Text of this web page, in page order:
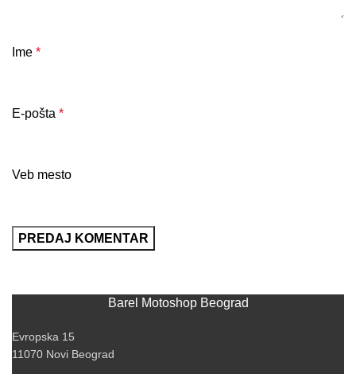
Ime *
E-pošta *
Veb mesto
Barel Motoshop Beograd
Evropska 15
11070 Novi Beograd